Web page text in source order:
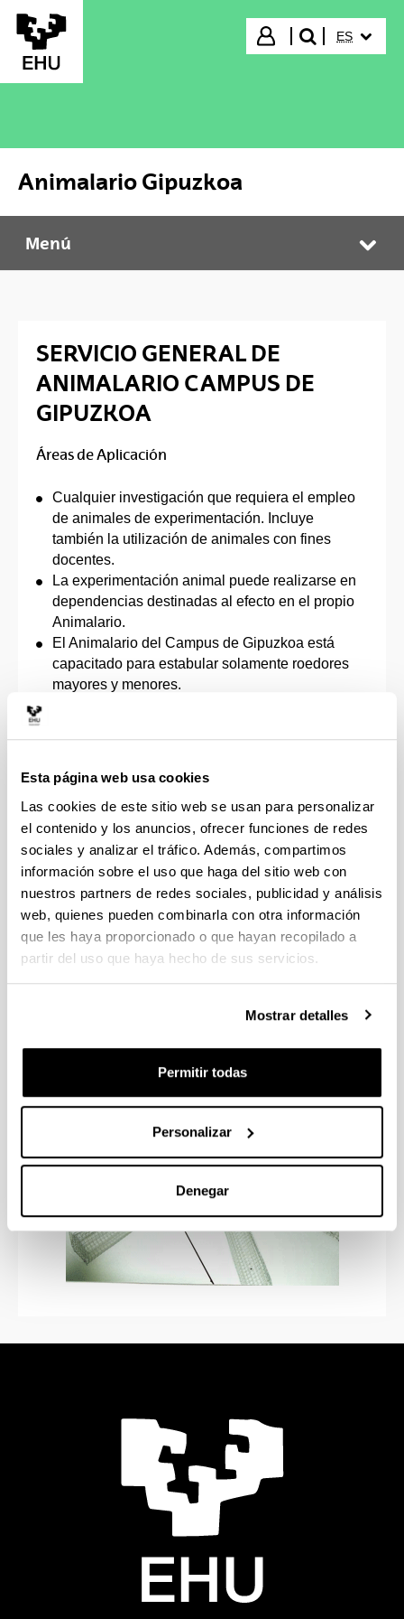
Esta página web usa cookies
Las cookies de este sitio web se usan para personalizar
el contenido y los anuncios, ofrecer funciones de redes
sociales y analizar el tráfico. Además, compartimos
información sobre el uso que haga del sitio web con
nuestros partners de redes sociales, publicidad y análisis
web, quienes pueden combinarla con otra información
que les haya proporcionado o que hayan recopilado a
partir del uso que haya hecho de sus servicios.
Mostrar detalles
Permitir todas
Personalizar
Denegar
Saltar al contenido principal
Iniciar sesión
buscar"
ES
Animalario Gipuzkoa
Animalario Gipuzkoa
Menú
SERVICIO GENERAL DE
ANIMALARIO CAMPUS DE
GIPUZKOA
Áreas de Aplicación
Cualquier investigación que requiera el empleo
de animales de experimentación. Incluye
también la utilización de animales con fines
docentes.
La experimentación animal puede realizarse en
dependencias destinadas al efecto en el propio
Animalario.
El Animalario del Campus de Gipuzkoa está
capacitado para estabular solamente roedores
mayores y menores.
El Animalario da servicio a todos los
investigadores de la UPV/EHU que precisan
utilizar animales de laboratorio para sus trabajos
experimentales y/o docentes, así como a otros
investigadores de Centros Públicos o Privados,
Empresas e Instituciones que lo requieran.
El Animalario del Campus de Gipuzkoa prestará
sus servicios antes detallados para apoyar la
Investigación básica y aplicada, y otros fines
El Animalario del Campus de Gipuzkoa